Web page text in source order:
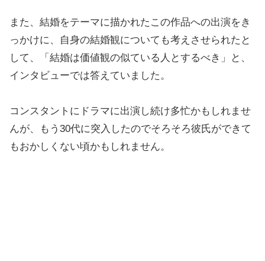
また、結婚をテーマに描かれたこの作品への出演をき
っかけに、自身の結婚観についても考えさせられたと
して、「結婚は価値観の似ている人とするべき」と、
インタビューでは答えていました。
コンスタントにドラマに出演し続け多忙かもしれませ
んが、もう30代に突入したのでそろそろ彼氏ができて
もおかしくない頃かもしれません。